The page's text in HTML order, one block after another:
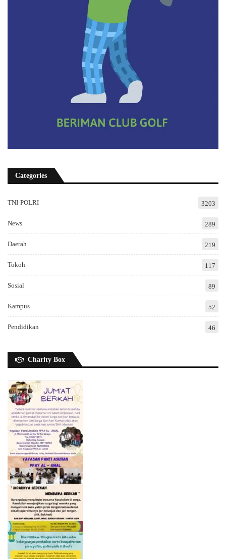
Categories
TNI-POLRI 3203
News 289
Daerah 219
Tokoh 117
Sosial 89
Kampus 52
Pendidikan 46
Charity Box